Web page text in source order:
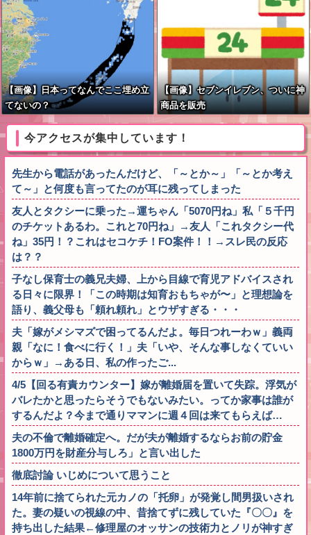
【画像】日本ってなんでここ埋め立
てないの？
【画像】セブンイレブン、ついに神
商品を販売
今アクセスが集中しています！
先生から電話があったんだけど、「～とか～」「～とか考え
て～」と何度も言ってたのが耳に残ってしまった
友人とタクシーに乗った→運ちゃん「5070円ね」私「５千円
のチケットあるわ。これと70円ね」→友人「これタクシー代
ね」35円！？これはセコケチ！FO案件！！→スレ民の反応
は？？
子なし保育士の義兄夫婦、上から目線で育児アドバイスされ
る日々に限界！「この時期は知育おもちゃが〜」と理想論を
語り、義父母も「頼れ頼れ」とウザすぎる・・・
夫「嫁がメシマズで困ってるんだよ。毎日つれーわｗ」義両
親「なに！食べに行く！」夫「いや、そんな事しなくていい
からｗ」→ある日、私の作ったご...
4/5【回る有責カウンター】嫁が離婚届を置いて失踪。浮気が
バレたかと思ったらそうでもないみたい。ってか家事は誰が
するんだよ？今まで通りママンに週４回は来てもらえば…
夫の不倫で離婚確定へ。だが夫が離婚するならお前の貯金
1800万円を財産分与しろ」と言い出した
徹底討論 いじめについて思うこと
14年前に捨てられた元カノの「托卵」が発覚し間男扱いされ
た。妻の疑いの視線の中、昔捨てずに残していた『〇〇』を
持ち出した結果←修理屋のオッサンの技術力とノリが神すぎ